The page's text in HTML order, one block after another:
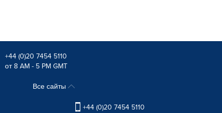
+44 (0)20 7454 5110
от 8 AM - 5 PM GMT
Все сайты
+44 (0)20 7454 5110